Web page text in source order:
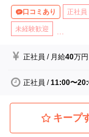
口コミあり 正社員
未経験歓迎 ...
正社員 / 月給40万円
正社員 /11:00〜
キープ